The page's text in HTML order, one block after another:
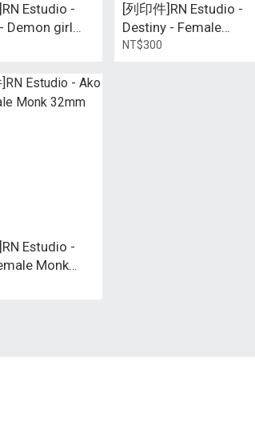
Estudio -
Demon girl
[列印件]RN Estudio -
Destiny - Female
Warrior 32mm
NT$300
Estudio -
Monk